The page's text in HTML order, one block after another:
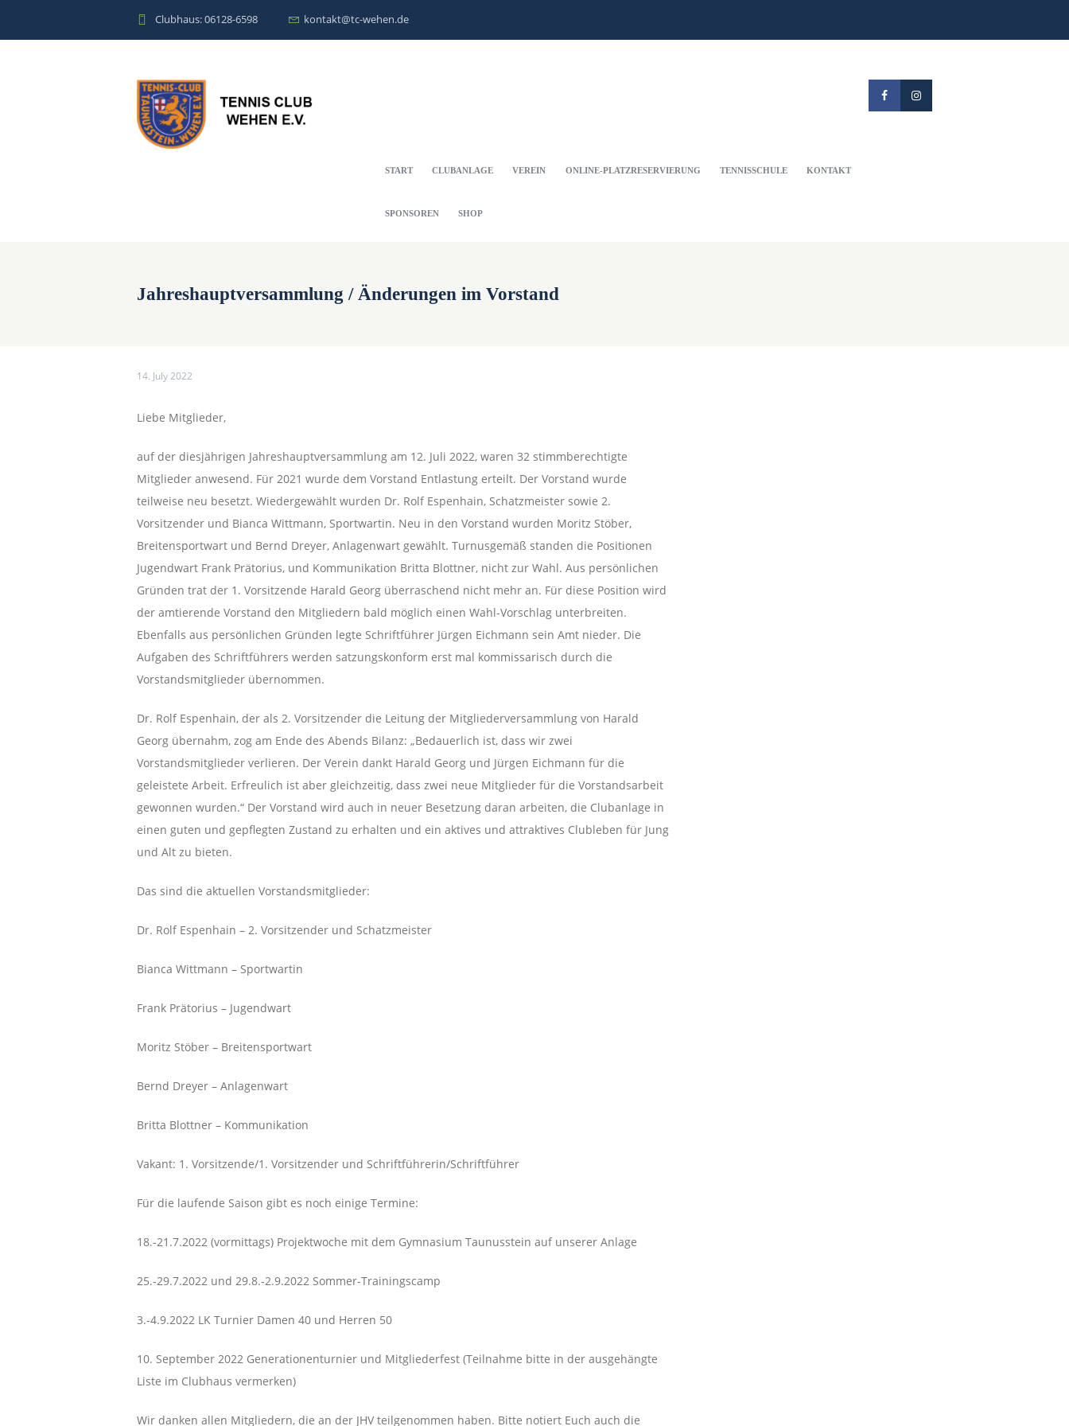
Clubhaus: 06128-6598 kontakt@tc-wehen.de
START CLUBANLAGE VEREIN ONLINE-PLATZRESERVIERUNG TENNISSCHULE KONTAKT
SPONSOREN SHOP
Jahreshauptversammlung / Änderungen im Vorstand
14. July 2022
Liebe Mitglieder,
auf der diesjährigen Jahreshauptversammlung am 12. Juli 2022, waren 32 stimmberechtigte
Mitglieder anwesend. Für 2021 wurde dem Vorstand Entlastung erteilt. Der Vorstand wurde
teilweise neu besetzt. Wiedergewählt wurden Dr. Rolf Espenhain, Schatzmeister sowie 2.
Vorsitzender und Bianca Wittmann, Sportwartin. Neu in den Vorstand wurden Moritz Stöber,
Breitensportwart und Bernd Dreyer, Anlagenwart gewählt. Turnusgemäß standen die Positionen
Jugendwart Frank Prätorius, und Kommunikation Britta Blottner, nicht zur Wahl. Aus persönlichen
Gründen trat der 1. Vorsitzende Harald Georg überraschend nicht mehr an. Für diese Position wird
der amtierende Vorstand den Mitgliedern bald möglich einen Wahl-Vorschlag unterbreiten.
Ebenfalls aus persönlichen Gründen legte Schriftführer Jürgen Eichmann sein Amt nieder. Die
Aufgaben des Schriftführers werden satzungskonform erst mal kommissarisch durch die
Vorstandsmitglieder übernommen.
Dr. Rolf Espenhain, der als 2. Vorsitzender die Leitung der Mitgliederversammlung von Harald
Georg übernahm, zog am Ende des Abends Bilanz: „Bedauerlich ist, dass wir zwei
Vorstandsmitglieder verlieren. Der Verein dankt Harald Georg und Jürgen Eichmann für die
geleistete Arbeit. Erfreulich ist aber gleichzeitig, dass zwei neue Mitglieder für die Vorstandsarbeit
gewonnen wurden.“ Der Vorstand wird auch in neuer Besetzung daran arbeiten, die Clubanlage in
einen guten und gepflegten Zustand zu erhalten und ein aktives und attraktives Clubleben für Jung
und Alt zu bieten.
Das sind die aktuellen Vorstandsmitglieder:
Dr. Rolf Espenhain – 2. Vorsitzender und Schatzmeister
Bianca Wittmann – Sportwartin
Frank Prätorius – Jugendwart
Moritz Stöber – Breitensportwart
Bernd Dreyer – Anlagenwart
Britta Blottner – Kommunikation
Vakant: 1. Vorsitzende/1. Vorsitzender und Schriftführerin/Schriftführer
Für die laufende Saison gibt es noch einige Termine:
18.-21.7.2022 (vormittags) Projektwoche mit dem Gymnasium Taunusstein auf unserer Anlage
25.-29.7.2022 und 29.8.-2.9.2022 Sommer-Trainingscamp
3.-4.9.2022 LK Turnier Damen 40 und Herren 50
10. September 2022 Generationenturnier und Mitgliederfest (Teilnahme bitte in der ausgehängte
Liste im Clubhaus vermerken)
Wir danken allen Mitgliedern, die an der JHV teilgenommen haben. Bitte notiert Euch auch die